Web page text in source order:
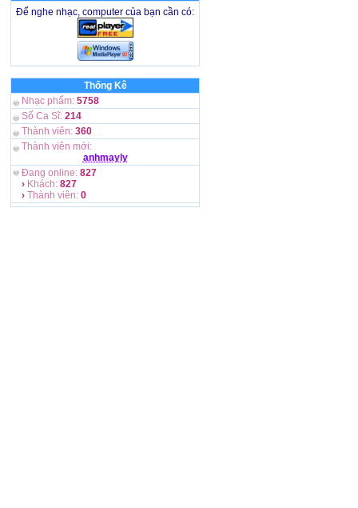
Để nghe nhạc, computer của bạn cần có:
Thống Kê
Nhạc phẩm: 5758
Số Ca Sĩ: 214
Thành viên: 360
Thành viên mới:
anhmayly
Đang online: 827
› Khách: 827
› Thành viên: 0